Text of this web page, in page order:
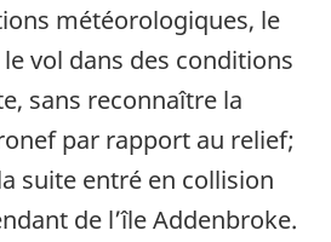
météorologiques, le
vol dans des conditions
sans reconnaître la
par rapport au relief;
suite entré en collision
de l’île Addenbroke.